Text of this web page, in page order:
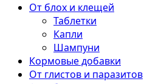
От блох и клещей
Таблетки
Капли
Шампуни
Кормовые добавки
От глистов и паразитов